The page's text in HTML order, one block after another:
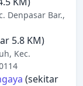
Denpasar Bar.,
5.8 KM)
Kec.
(sekitar